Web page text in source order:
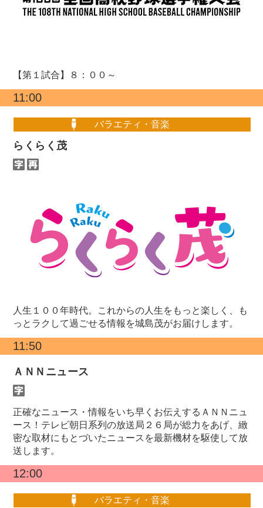
【第１試合】８：００～
11:00
バラエティ・音楽
らくらく茂
人生１００年時代。これからの人生をもっと楽しく、も
っとラクして過ごせる情報を城島茂がお届けします。
11:50
ＡＮＮニュース
正確なニュース・情報をいち早くお伝えするＡＮＮニュ
ース！テレビ朝日系列の放送局２６局が総力をあげ、緻
密な取材にもとづいたニュースを最新機材を駆使して放
送します。
12:00
バラエティ・音楽